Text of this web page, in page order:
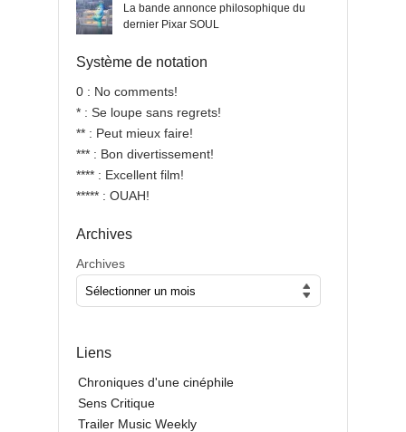
La bande annonce philosophique du
dernier Pixar SOUL
Système de notation
0 : No comments!
* : Se loupe sans regrets!
** : Peut mieux faire!
*** : Bon divertissement!
**** : Excellent film!
***** : OUAH!
Archives
Archives
Liens
Chroniques d'une cinéphile
Sens Critique
Trailer Music Weekly